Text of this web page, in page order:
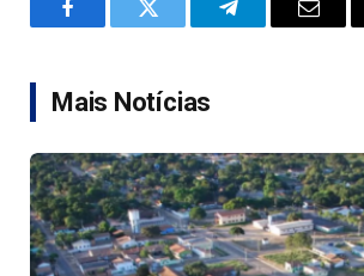
FacebookTwitter TelegramEmail
Mais Notícias